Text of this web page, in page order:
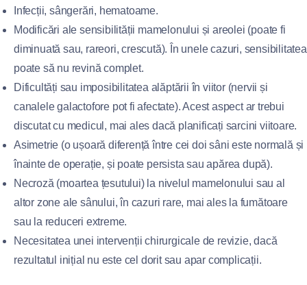
Infecții, sângerări, hematoame.
Modificări ale sensibilității mamelonului și areolei (poate fi
diminuată sau, rareori, crescută). În unele cazuri, sensibilitatea
poate să nu revină complet.
Dificultăți sau imposibilitatea alăptării în viitor (nervii și
canalele galactofore pot fi afectate). Acest aspect ar trebui
discutat cu medicul, mai ales dacă planificați sarcini viitoare.
Asimetrie (o ușoară diferență între cei doi sâni este normală și
înainte de operație, și poate persista sau apărea după).
Necroză (moartea țesutului) la nivelul mamelonului sau al
altor zone ale sânului, în cazuri rare, mai ales la fumătoare
sau la reduceri extreme.
Necesitatea unei intervenții chirurgicale de revizie, dacă
rezultatul inițial nu este cel dorit sau apar complicații.